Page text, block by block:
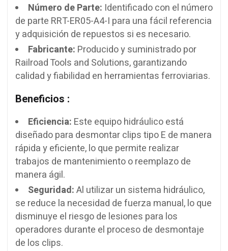
Número de Parte: Identificado con el número
de parte RRT-ER05-A4-I para una fácil referencia
y adquisición de repuestos si es necesario.
Fabricante: Producido y suministrado por
Railroad Tools and Solutions, garantizando
calidad y fiabilidad en herramientas ferroviarias.
Beneficios :
Eficiencia: Este equipo hidráulico está
diseñado para desmontar clips tipo E de manera
rápida y eficiente, lo que permite realizar
trabajos de mantenimiento o reemplazo de
manera ágil.
Seguridad:Al utilizar un sistema hidráulico,
se reduce la necesidad de fuerza manual, lo que
disminuye el riesgo de lesiones para los
operadores durante el proceso de desmontaje
de los clips.